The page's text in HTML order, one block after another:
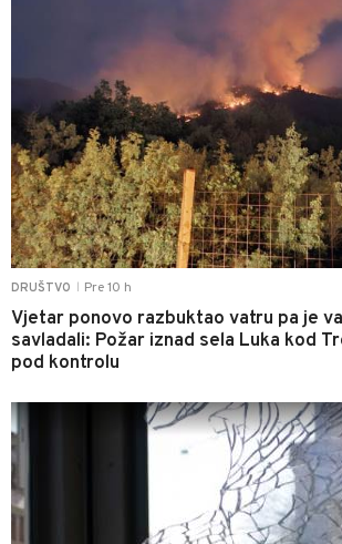
DRUŠTVO Pre 10 h
Vjetar ponovo razbuktao vatru pa je
savladali: Požar iznad sela Luka kod
pod kontrolu